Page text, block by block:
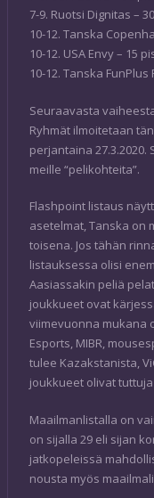
7-9. Ruotsi Dignitas –
10-12. Tanska
10-12. USA Envy – 15
10-12. Tanska
Seuraavasta
Ryhmät ilmoitetaan
perjantaina
meille “pelikohteita”.
Flashpoint listaus
asetelmat, Tanska on
toisena. Jos tähän
listauksessa olisi
Aasiassakin peliä
joukkueet ovat
viimevuonna mukana
Esports, MIBR,
tulee Kazakstanista,
joukkueet olivat
Maailmanlistalla on
on sijalla 29 eli sijan
jatkopeleissä
nousta myös